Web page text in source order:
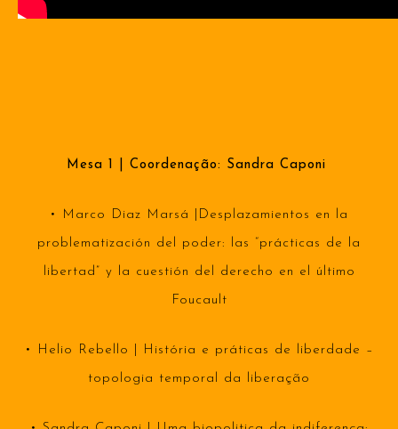
Mesa 1 | Coordenação: Sandra Caponi
• Marco Diaz Marsá |Desplazamientos en la
problematización del poder: las “prácticas de la
libertad” y la cuestión del derecho en el último
Foucault
• Helio Rebello | História e práticas de liberdade –
topologia temporal da liberação